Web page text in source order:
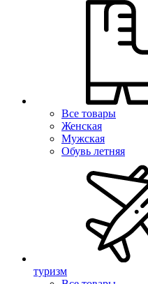
Все товары
Женская
Мужская
Обувь летняя
туризм